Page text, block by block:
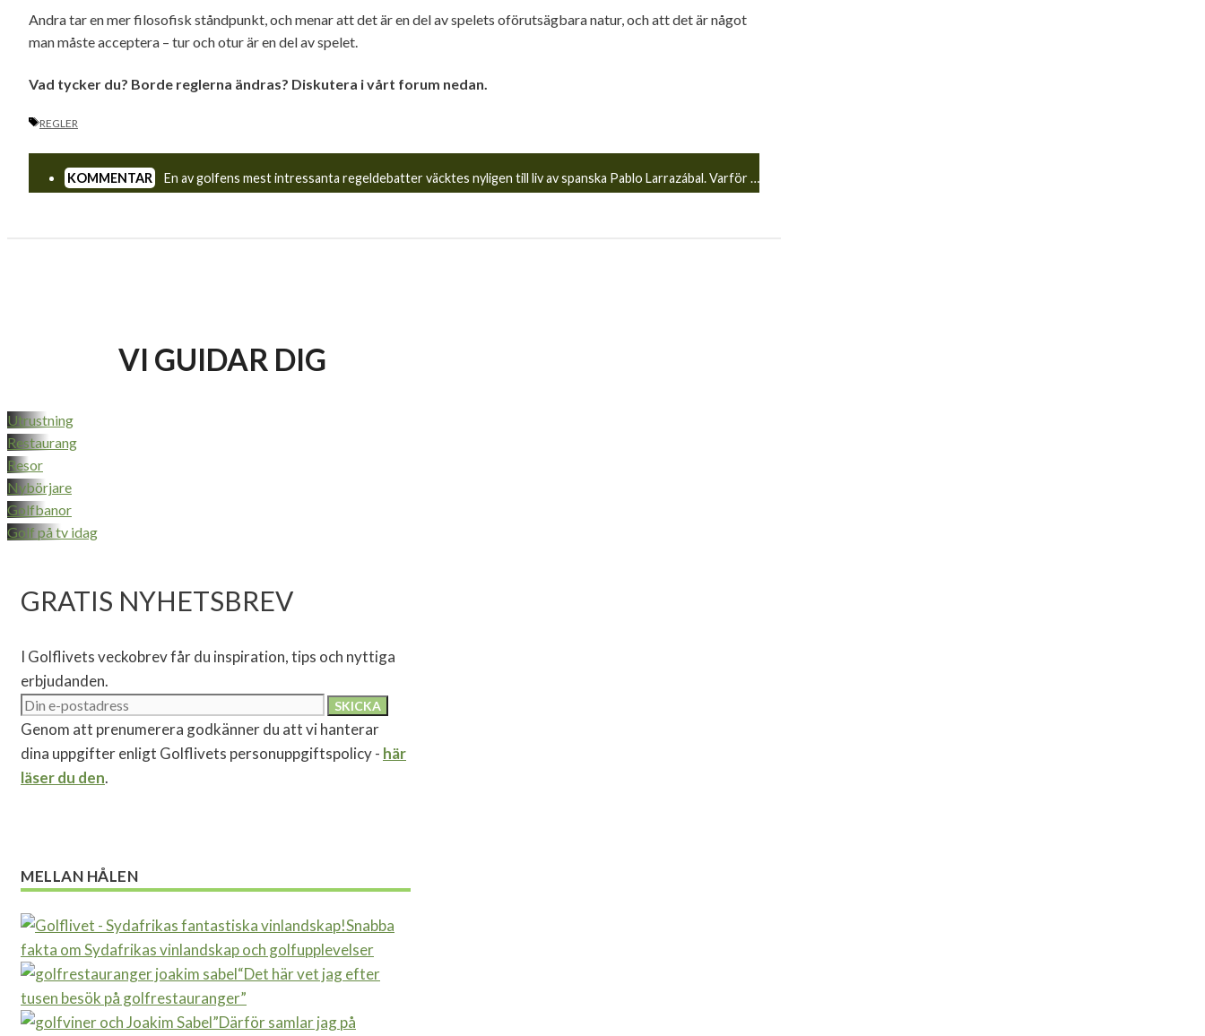
Andra tar en mer filosofisk ståndpunkt, och menar att det är en del av spelets oförutsägbara natur, och att det är något
man måste acceptera – tur och otur är en del av spelet.
Vad tycker du? Borde reglerna ändras? Diskutera i vårt forum nedan.
ETIKETTER
REGLER
En av golfens mest intressanta regeldebatter väcktes nyligen till liv av spanska Pablo Larrazábal. Varför ska man straffas av någon annans uppslagna t
VI GUIDAR DIG
Utrustning
Restaurang
Resor
Nybörjare
Golfbanor
Golf på tv idag
GRATIS NYHETSBREV
I Golflivets veckobrev får du inspiration, tips och nyttiga
erbjudanden.
Genom att prenumerera godkänner du att vi hanterar
dina uppgifter enligt Golflivets personuppgiftspolicy - här
läser du den.
MELLAN HÅLEN
Snabba
fakta om Sydafrikas vinlandskap och golfupplevelser
“Det här vet jag efter
tusen besök på golfrestauranger”
”Därför samlar jag på